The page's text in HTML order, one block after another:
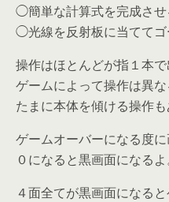
◯簡単な計算式を完成させ
◯光線を反射板に当ててゴ
操作はほとんどが指１本で
ゲームによって操作は異な
たまに本体を傾ける操作
ゲームオーバーになる度に
０になると黒画面になるよ
４面全てが黒画面になると